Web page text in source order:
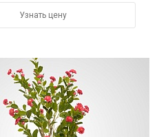
Узнать цену